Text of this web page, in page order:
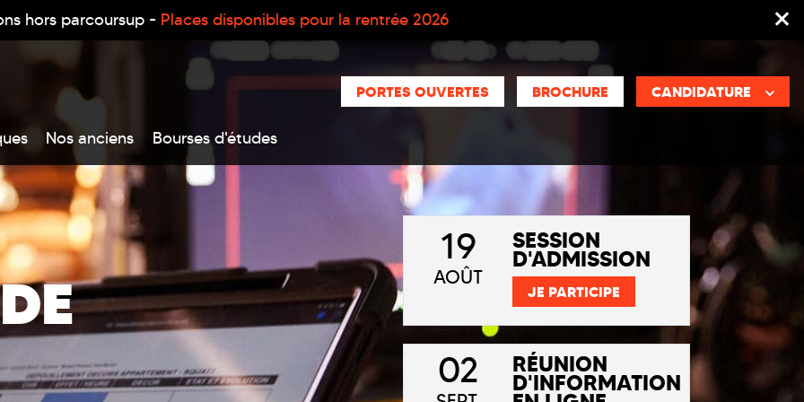
19
AOÛT
SESSION
D'ADMISSION
JE PARTICIPE
02 RÉUNION
D'INFORMATION
hors parcoursup - Places disponibles pour la rentrée 2026
PORTES OUVERTES BROCHURE CANDIDATURE
Nos anciens
Bourses d'études